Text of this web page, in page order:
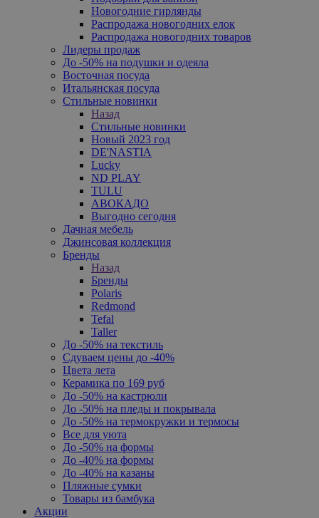
Новогодние гирлянды
Распродажа новогодних елок
Распродажа новогодних товаров
Лидеры продаж
До -50% на подушки и одеяла
Восточная посуда
Итальянская посуда
Стильные новинки
Назад
Стильные новинки
Новый 2023 год
DE'NASTIA
Lucky
ND PLAY
TULU
АВОКАДО
Выгодно сегодня
Дачная мебель
Джинсовая коллекция
Бренды
Назад
Бренды
Polaris
Redmond
Tefal
Taller
До -50% на текстиль
Сдуваем цены до -40%
Цвета лета
Керамика по 169 руб
До -50% на кастрюли
До -50% на пледы и покрывала
До -50% на термокружки и термосы
Все для уюта
До -50% на формы
До -40% на формы
До -40% на казаны
Пляжные сумки
Товары из бамбука
Акции